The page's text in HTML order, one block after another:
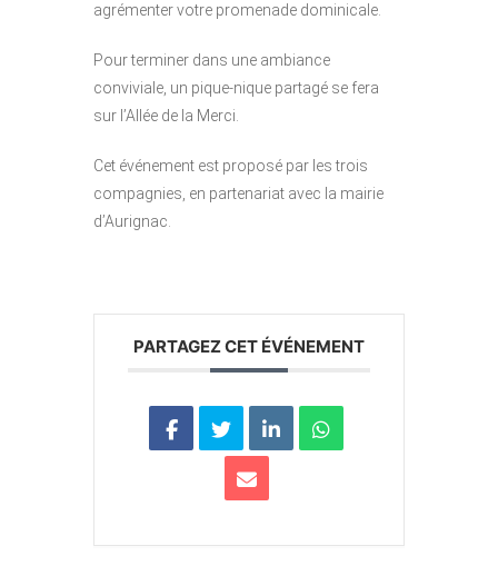
agrémenter votre promenade dominicale.
Pour terminer dans une ambiance
conviviale, un pique-nique partagé se fera
sur l’Allée de la Merci.
Cet événement est proposé par les trois
compagnies, en partenariat avec la mairie
d’Aurignac.
PARTAGEZ CET ÉVÉNEMENT